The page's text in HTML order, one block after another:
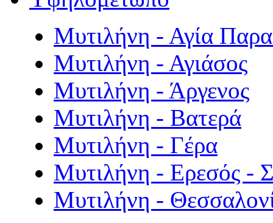
Μυτιλήνη - Αγία
Μυτιλήνη - Αγιάσος
Μυτιλήνη - Άργενος
Μυτιλήνη - Βατερά
Μυτιλήνη - Γέρα
Μυτιλήνη - Ερεσός -
Μυτιλήνη -